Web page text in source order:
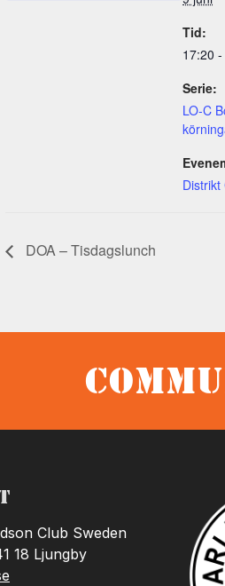
Tid:
17:20
Serie:
LO-C
Distrikt
DOA – Tisdagslunch
Club Sweden
18 Ljungby